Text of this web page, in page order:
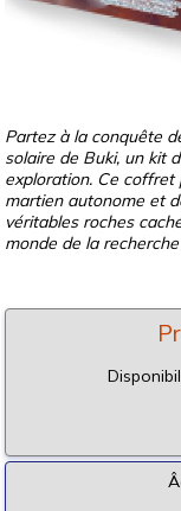
Partez à la conquête
solaire de Buki, un kit
exploration. Ce
martien autonome et
véritables roches
monde de la